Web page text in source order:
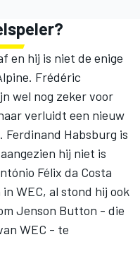
en hij is niet de enige
Frédéric
wel nog zeker voor
verluidt een nieuw
Ferdinand Habsburg is
hij niet is
Félix da Costa
WEC, al stond hij ook
Jenson Button - die
WEC - te